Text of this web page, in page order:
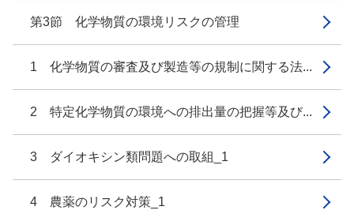
第3節 化学物質の環境リスクの管理
1 化学物質の審査及び製造等の規制に関する法...
2 特定化学物質の環境への排出量の把握等及び...
3 ダイオキシン類問題への取組_1
4 農薬のリスク対策_1